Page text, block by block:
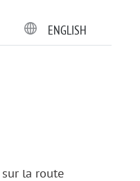
ENGLISH
la route